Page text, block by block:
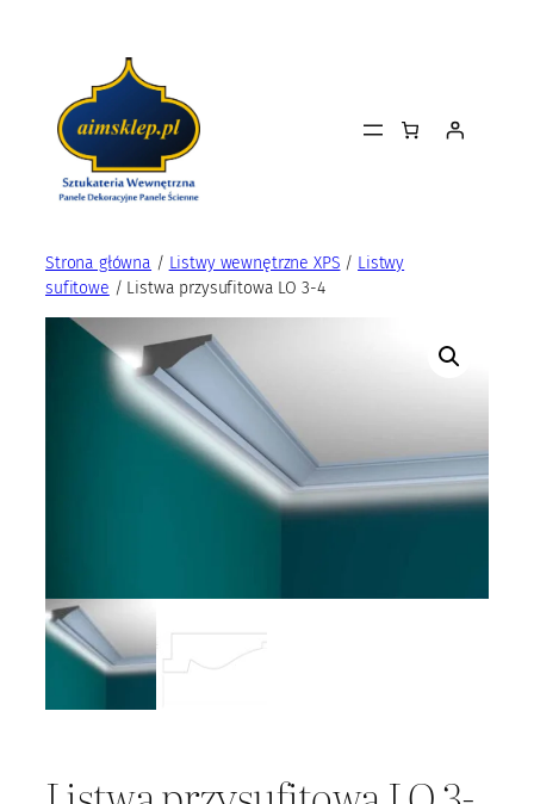
Strona główna / Listwy wewnętrzne XPS / Listwy
sufitowe / Listwa przysufitowa LO 3-4